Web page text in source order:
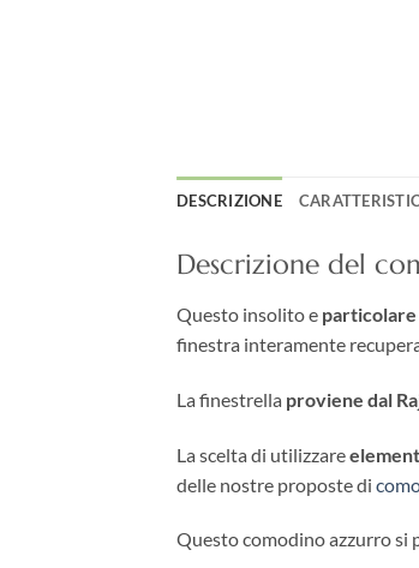
DESCRIZIONE
Descrizione del
Questo insolito e
finestra interamente
La finestrella proviene dal
La scelta di utilizzare
delle nostre proposte di
Questo comodino azzurro si